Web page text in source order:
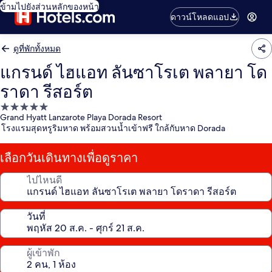
ข้ามไปยังส่วนหลักของหน้า
ดาวน์โหลดแอป
ดูที่พักทั้งหมด
แกรนด์ ไฮแอท ลันซาโรเต พลายา โด
ราดา รีสอร์ต
ที่พัก
5.0
Grand Hyatt Lanzarote Playa Dorada Resort
โรงแรมสุดหรูริมหาด พร้อมสวนน้ำเข้าฟรี ใกล้กับหาด Dorada
เลือกวันเดินทางเพื่อดูราคา
ไปไหนดี
วันที่
ผู้เข้าพัก